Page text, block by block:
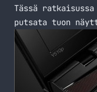
Tässä
putsata tuon